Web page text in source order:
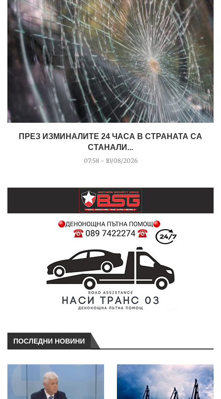
ПРЕЗ ИЗМИНАЛИТЕ 24 ЧАСА В СТРАНАТА СА
СТАНАЛИ...
07:58 - 10/08/2026
ПОСЛЕДНИ НОВИНИ